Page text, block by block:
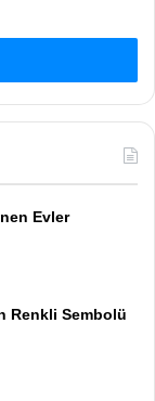
Evler
Renkli Sembolü